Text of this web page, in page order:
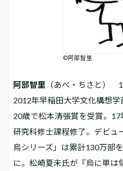
©阿部智里
阿部智里 （あべ・ちさと）
2012年早稲田大学文化構想
20歳で松本清張賞を受賞。
研究科修士課程修了。デビュ
烏シリーズ」は累計130万部
に。松崎夏未氏が『烏に単は